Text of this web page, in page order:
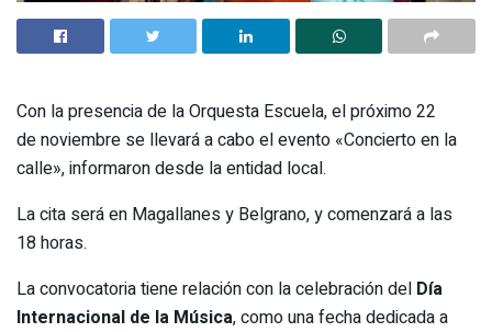
Con la presencia de la Orquesta Escuela, el próximo 22
de noviembre se llevará a cabo el evento «Concierto en la
calle», informaron desde la entidad local.
La cita será en Magallanes y Belgrano, y comenzará a las
18 horas.
La convocatoria tiene relación con la celebración del Día
Internacional de la Música, como una fecha dedicada a